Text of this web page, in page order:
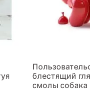
блестящий
смолы собака